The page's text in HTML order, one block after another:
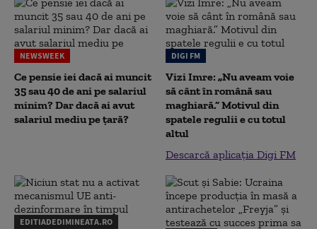
NEWSWEEK
Ce pensie iei dacă ai muncit
35 sau 40 de ani pe salariul
minim? Dar dacă ai avut
salariul mediu pe țară?
DIGI FM
Vizi Imre: „Nu aveam voie
să cânt în română sau
maghiară.” Motivul din
spatele regulii e cu totul
altul
Descarcă aplicația Digi FM
EDITIADEDIMINEATA.RO